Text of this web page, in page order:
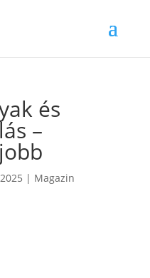
és
–
| Magazin